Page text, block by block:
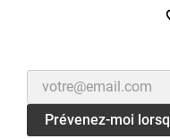
Prévenez-moi